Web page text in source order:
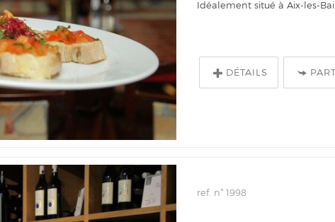
Idéalement situé à Aix-les-
DÉTAILS
ref. n° 1998